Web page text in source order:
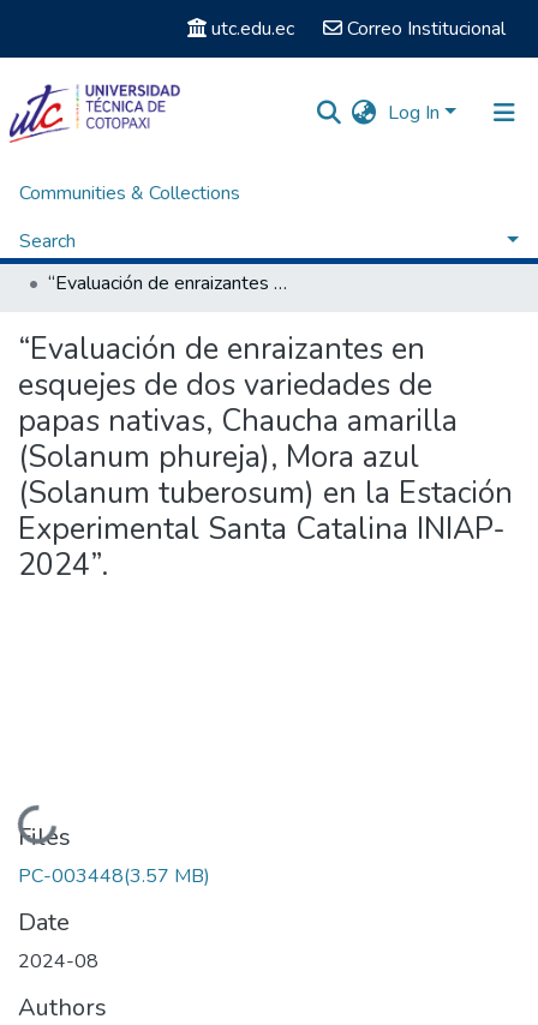
utc.edu.ec Correo Institucional
Log In
Communities & Collections
Search
Statistics
Home
Titulación - Ingeniería en Agronomía
“Evaluación de enraizantes en esquejes de dos variedades de papas nativas, Chaucha amarilla (Solanum phureja), Mora azul (Solanum tuberosum) en la Estación Experimental Santa Catalina INIAP-2024”.
“Evaluación de enraizantes en
esquejes de dos variedades de
papas nativas, Chaucha amarilla
(Solanum phureja), Mora azul
(Solanum tuberosum) en la Estación
Experimental Santa Catalina INIAP-
2024”.
Loading...
Files
PC-003448(3.57 MB)
Date
2024-08
Authors